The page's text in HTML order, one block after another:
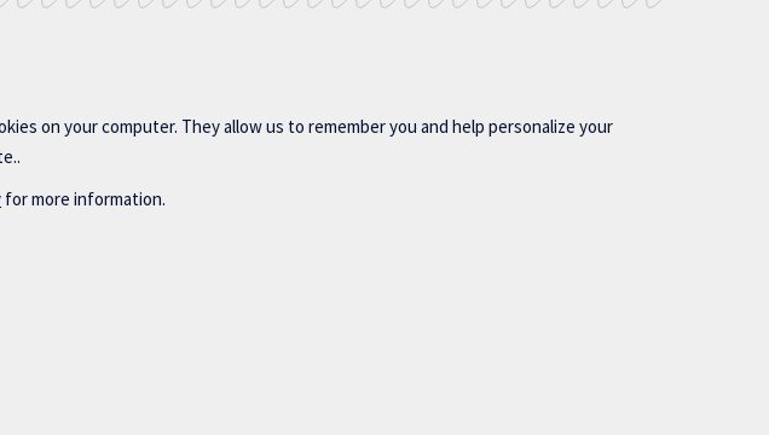
on your computer. They allow us to remember you and help personalize your
for more information.